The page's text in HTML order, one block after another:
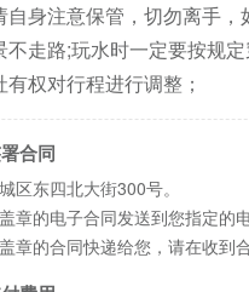
身注意保管，切勿离手，
走路;玩水时一定要按规定
权对行程进行调整；
合同
区东四北大街300号。
章的电子合同发送到您指定的
章的合同快递给您，请在收